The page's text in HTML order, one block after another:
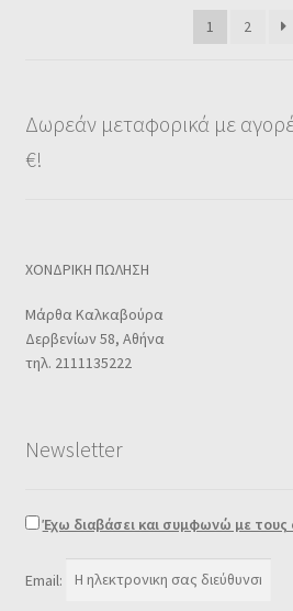
1 2
Δωρεάν μεταφορικά με
€!
ΧΟΝΔΡΙΚΗ ΠΩΛΗΣΗ
Μάρθα Καλκαβούρα
Δερβενίων 58, Αθήνα
τηλ. 2111135222
Newsletter
Έχω διαβάσει και συμφωνώ με τους
Email: